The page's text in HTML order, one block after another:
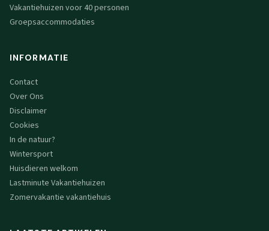
Vakantiehuizen voor 40 personen
Groepsaccommodaties
INFORMATIE
Contact
Over Ons
Disclaimer
Cookies
In de natuur?
Wintersport
Huisdieren welkom
Lastminute Vakantiehuizen
Zomervakantie vakantiehuis